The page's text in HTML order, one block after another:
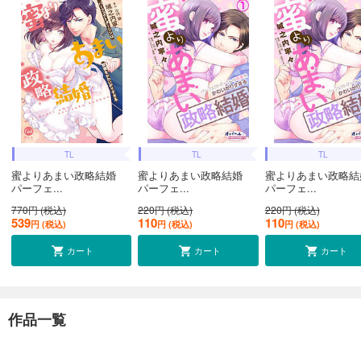
TL
蜜よりあまい政略結婚
パーフェ...
770円 (税込)
539円 (税込)
カート
TL
蜜よりあまい政略結婚
パーフェ...
220円 (税込)
110円 (税込)
カート
TL
蜜よりあまい政略
パーフェ...
220円 (税込)
110円 (税込)
カート
作品一覧